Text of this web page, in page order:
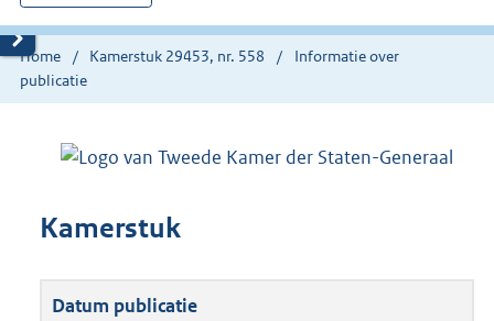
hier:
Home Kamerstuk 29453, nr. 558
Informatie over
publicatie
Kamerstuk